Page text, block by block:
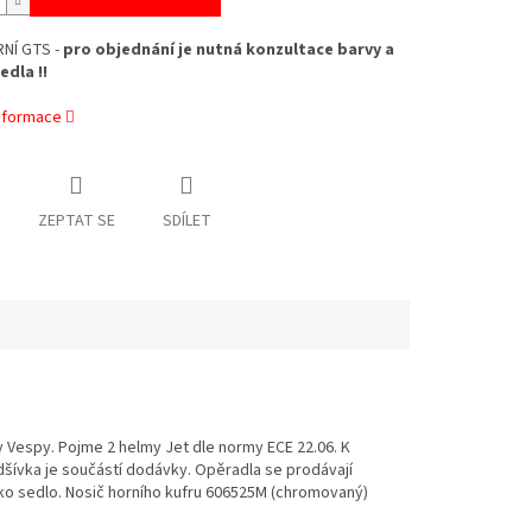
GTS - pro objednání je nutná konzultace barvy a
!!
ZEPTAT SE SDÍLET
Pojme 2 helmy Jet dle normy ECE 22.06. K
je součástí dodávky. Opěradla se prodávají
Nosič horního kufru 606525M (chromovaný)